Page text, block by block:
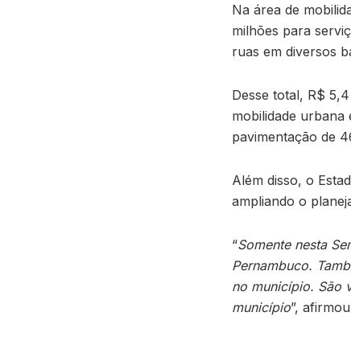
Na área de
milhões para
ruas em diversos
Desse total, R$
mobilidade
pavimentação de
Além disso, o
ampliando o
“Somente nesta
Pernambuco.
no município. São
município”,